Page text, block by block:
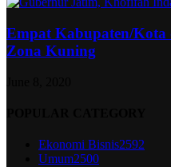
Empat Kabupaten/
Zona Kuning
Ekonomi Bisnis2592
Umum2500